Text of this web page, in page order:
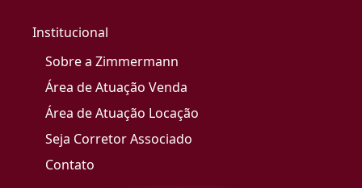
Institucional
Sobre a Zimmermann
Área de Atuação Venda
Área de Atuação Locação
Seja Corretor Associado
Contato